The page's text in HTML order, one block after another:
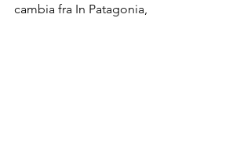
cambia fra In Patagonia,